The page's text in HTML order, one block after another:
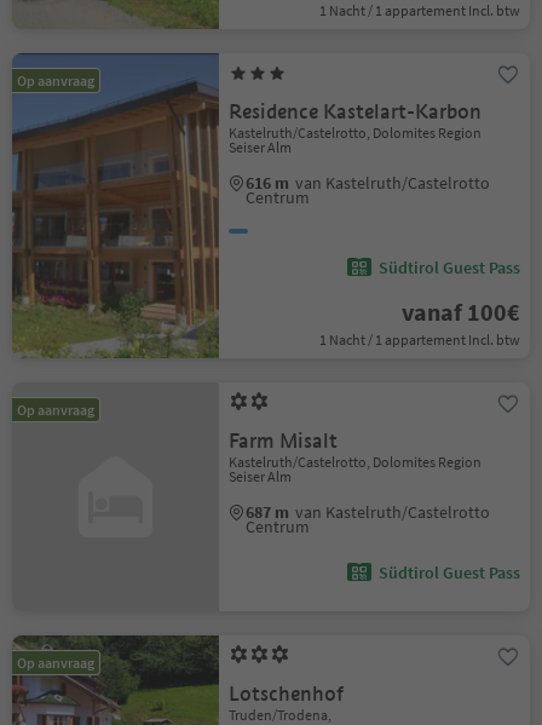
1 Nacht / 1 appartement Incl. btw
Op aanvraag
Residence Kastelart-Karbon
Kastelruth/Castelrotto, Dolomites Region
Seiser Alm
616 m van Kastelruth/Castelrotto
Centrum
Südtirol Guest Pass
vanaf 100€
1 Nacht / 1 appartement Incl. btw
Op aanvraag
Farm Misalt
Kastelruth/Castelrotto, Dolomites Region
Seiser Alm
687 m van Kastelruth/Castelrotto
Centrum
Südtirol Guest Pass
Op aanvraag
Lotschenhof
Truden/Trodena,